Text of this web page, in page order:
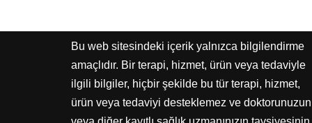
Bu web sitesindeki içerik yalnızca bilgilendirme
amaçlıdır. Bir terapi, hizmet, ürün veya tedaviyle
ilgili bilgiler, hiçbir şekilde bu tür terapi, hizmet,
ürün veya tedaviyi desteklemez ve doktorunuzun